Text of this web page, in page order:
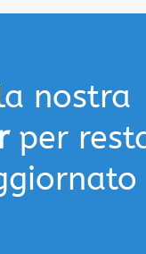
nostra
per